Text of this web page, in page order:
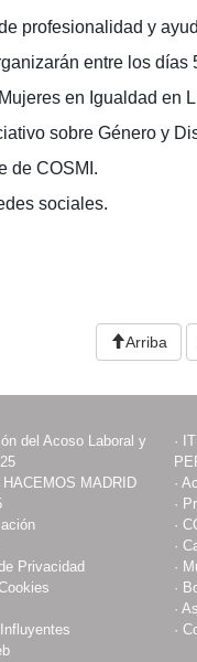
profesionalidad y
entre los
en Igualdad en
sobre Género y
de COSMI.
sociales.
Arriba
del Acoso Laboral y
·
HACEMOS MADRID
·
·
·
·
Privacidad ·
·
·
·